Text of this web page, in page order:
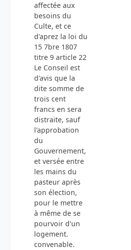
affectée aux
besoins du
Culte, et ce
d'aprez la loi du
15 7bre 1807
titre 9 article 22
Le Conseil est
d'avis que la
dite somme de
trois cent
francs en sera
distraite, sauf
l'approbation
du
Gouvernement,
et versée entre
les mains du
pasteuraprès
son élection,
pour le mettre
à même de se
pourvoir d'un
logement.
convenable.